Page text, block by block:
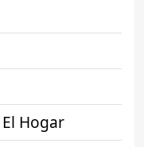
Hogar